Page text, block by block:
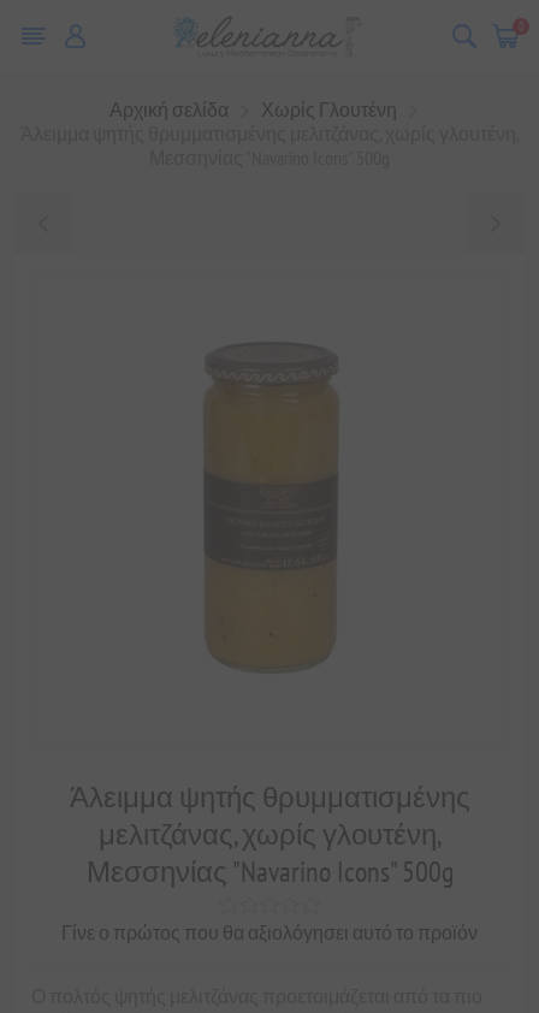
0
Αρχική σελίδα
Χωρίς Γλουτένη
Άλειμμα ψητής θρυμματισμένης
μελιτζάνας, χωρίς γλουτένη,
Μεσσηνίας "Navarino Icons" 500g
Γίνε ο πρώτος που θα αξιολόγησει αυτό το προϊόν